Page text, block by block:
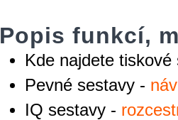
Popis funkcí,
Kde najdete
Pevné sestavy -
IQ sestavy -